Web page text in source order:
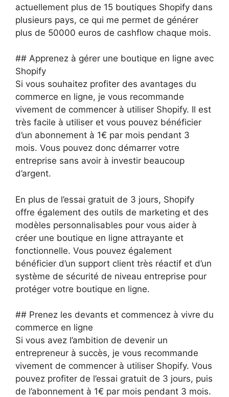
actuellement plus de 15 boutiques Shopify dans
plusieurs pays, ce qui me permet de générer
plus de 50000 euros de cashflow chaque mois.
## Apprenez à gérer une boutique en ligne avec
Shopify
Si vous souhaitez profiter des avantages du
commerce en ligne, je vous recommande
vivement de commencer à utiliser Shopify. Il est
très facile à utiliser et vous pouvez bénéficier
d’un abonnement à 1€ par mois pendant 3
mois. Vous pouvez donc démarrer votre
entreprise sans avoir à investir beaucoup
d’argent.
En plus de l’essai gratuit de 3 jours, Shopify
offre également des outils de marketing et des
modèles personnalisables pour vous aider à
créer une boutique en ligne attrayante et
fonctionnelle. Vous pouvez également
bénéficier d’un support client très réactif et d’un
système de sécurité de niveau entreprise pour
protéger votre boutique en ligne.
## Prenez les devants et commencez à vivre du
commerce en ligne
Si vous avez l’ambition de devenir un
entrepreneur à succès, je vous recommande
vivement de commencer à utiliser Shopify. Vous
pouvez profiter de l’essai gratuit de 3 jours, puis
de l’abonnement à 1€ par mois pendant 3 mois.